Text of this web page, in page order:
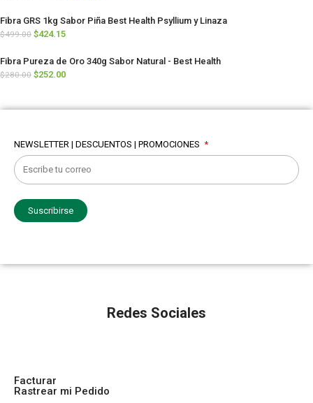
Fibra GRS 1kg Sabor Piña Best Health Psyllium y Linaza
$499.00 $424.15
Fibra Pureza de Oro 340g Sabor Natural - Best Health
$280.00 $252.00
NEWSLETTER | DESCUENTOS | PROMOCIONES
Suscribirse
Redes Sociales
Facturar
Rastrear mi Pedido